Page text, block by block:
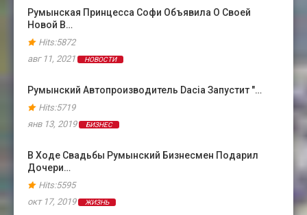
Румынская Принцесса Софи Объявила О Своей
Новой В…
Hits:5872
авг 11, 2021
НОВОСТИ
Румынский Автопроизводитель Dacia Запустит "…
Hits:5719
янв 13, 2019
БИЗНЕС
В Ходе Свадьбы Румынский Бизнесмен Подарил
Дочери…
Hits:5595
окт 17, 2019
ЖИЗНЬ